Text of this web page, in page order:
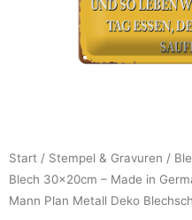
Start / Stempel & Gravuren /
Blech 30x20cm – Made in
Mann Plan Metall Deko